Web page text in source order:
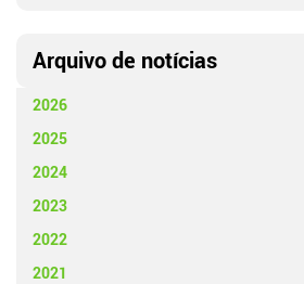
Arquivo de notícias
2026
2025
2024
2023
2022
2021